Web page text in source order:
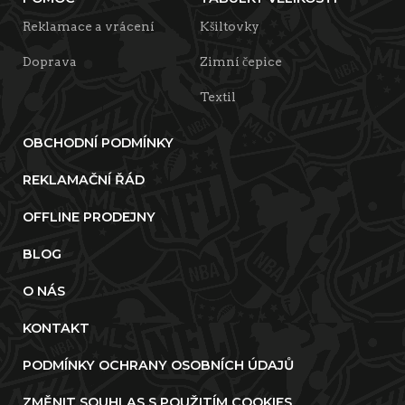
Reklamace a vrácení
Doprava
Kšiltovky
Zimní čepice
Textil
OBCHODNÍ PODMÍNKY
REKLAMAČNÍ ŘÁD
OFFLINE PRODEJNY
BLOG
O NÁS
KONTAKT
PODMÍNKY OCHRANY OSOBNÍCH ÚDAJŮ